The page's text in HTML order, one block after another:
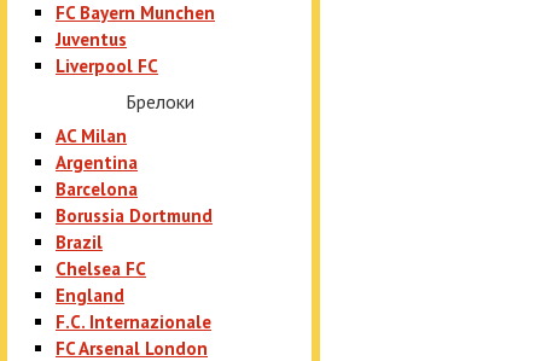
FC Bayern Munchen
Juventus
Liverpool FC
Брелоки
AC Milan
Argentina
Barcelona
Borussia Dortmund
Brazil
Chelsea FC
England
F.C. Internazionale
FC Arsenal London